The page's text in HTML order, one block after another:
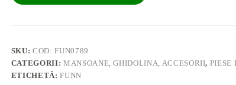
SKU:COD: FUN0789
CATEGORII: MANSOANE, GHIDOLINA, ACCESORII, PIESE
ETICHETĂ:FUNN